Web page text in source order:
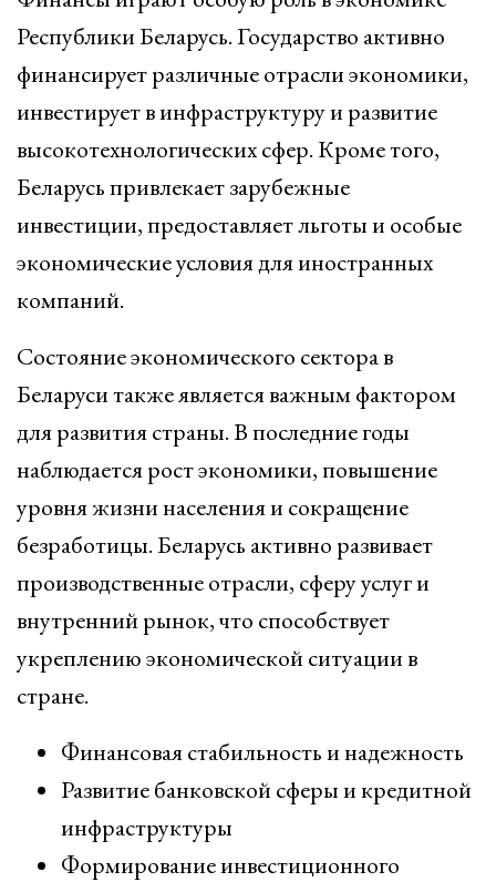
Республики Беларусь. Государство активно
финансирует различные отрасли экономики,
инвестирует в инфраструктуру и развитие
высокотехнологических сфер. Кроме того,
Беларусь привлекает зарубежные
инвестиции, предоставляет льготы и особые
экономические условия для иностранных
компаний.
Состояние экономического сектора в
Беларуси также является важным фактором
для развития страны. В последние годы
наблюдается рост экономики, повышение
уровня жизни населения и сокращение
безработицы. Беларусь активно развивает
производственные отрасли, сферу услуг и
внутренний рынок, что способствует
укреплению экономической ситуации в
стране.
Финансовая стабильность и надежность
Развитие банковской сферы и кредитной
инфраструктуры
Формирование инвестиционного